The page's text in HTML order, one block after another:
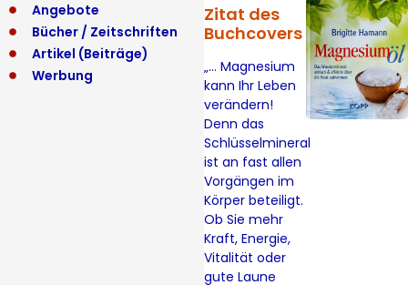
Angebote
Bücher / Zeitschriften
Artikel (Beiträge)
Werbung
Zitat des
Buchcovers
„… Magnesium
kann Ihr Leben
verändern!
Denn das
Schlüsselmineral
ist an fast allen
Vorgängen im
Körper beteiligt.
Ob Sie mehr
Kraft, Energie,
Vitalität oder
gute Laune